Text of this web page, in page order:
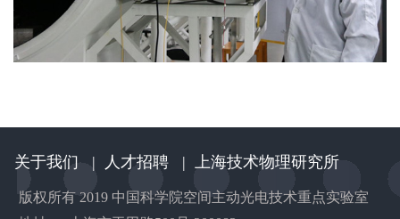
关于我们 | 人才招聘 | 上海技术物理研究所
版权所有 2019 中国科学院空间主动光电技术重点实验室